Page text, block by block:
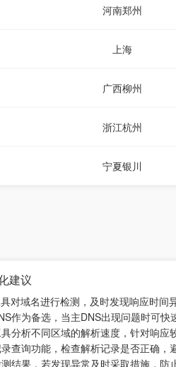
河南郑州
上海
广西柳州
浙江杭州
宁夏银川
建议
对域名进行检测，及时发现响应时间
作为备选，当主DNS出现问题时可快
分析不同区域的解析速度，针对响应
查询功能，检查解析记录是否正确，
结果，若发现异常及时采取措施，防